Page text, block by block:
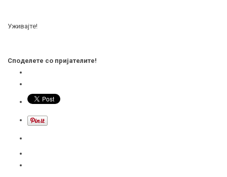
Уживајте!
Споделете со пријателите!